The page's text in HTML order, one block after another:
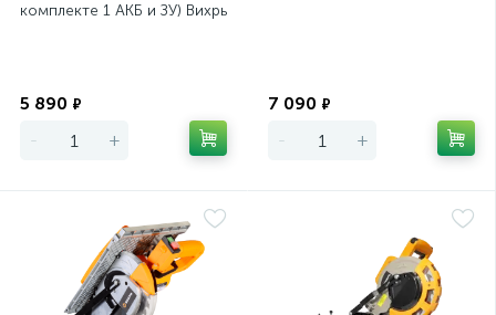
комплекте 1 АКБ и ЗУ) Вихрь
5 890 ₽
- +
7 090 ₽
- +